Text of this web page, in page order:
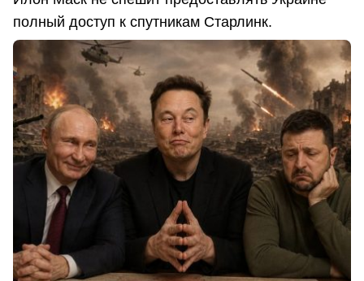
полный доступ к спутникам Старлинк.